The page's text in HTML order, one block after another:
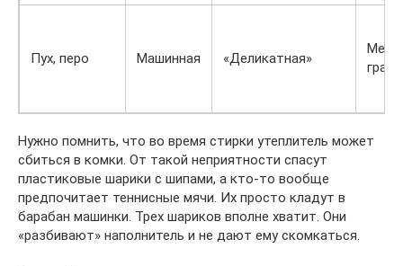
Пух, перо Машинная «Деликатная»
Нужно помнить, что во время стирки утеплитель может
сбиться в комки. От такой неприятности спасут
пластиковые шарики с шипами, а кто-то вообще
предпочитает теннисные мячи. Их просто кладут в
барабан машинки. Трех шариков вполне хватит. Они
«разбивают» наполнитель и не дают ему скомкаться.